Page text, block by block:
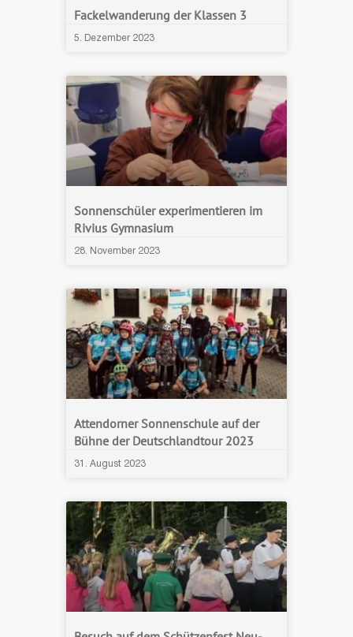
Fackelwanderung der Klassen 3
5. Dezember 2023
Sonnenschüler experimentieren im
Rivius Gymnasium
28. November 2023
Attendorner Sonnenschule auf der
Bühne der Deutschlandtour 2023
31. August 2023